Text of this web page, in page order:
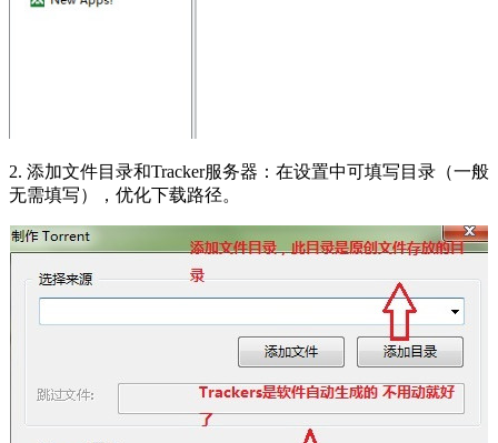
2. 添加文件目录和Tracker服务器：在设置中可填写目录（一般
无需填写），优化下载路径。